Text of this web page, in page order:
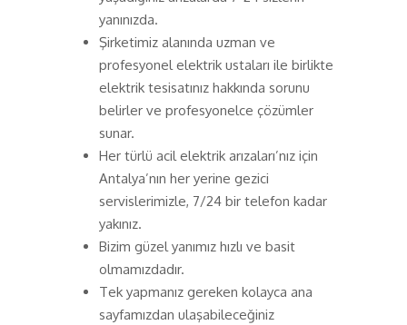
yanınızda.
Şirketimiz alanında uzman ve
profesyonel elektrik ustaları ile birlikte
elektrik tesisatınız hakkında sorunu
belirler ve profesyonelce çözümler
sunar.
Her türlü acil elektrik arızaları’nız için
Antalya’nın her yerine gezici
servislerimizle, 7/24 bir telefon kadar
yakınız.
Bizim güzel yanımız hızlı ve basit
olmamızdadır.
Tek yapmanız gereken kolayca ana
sayfamızdan ulaşabileceğiniz